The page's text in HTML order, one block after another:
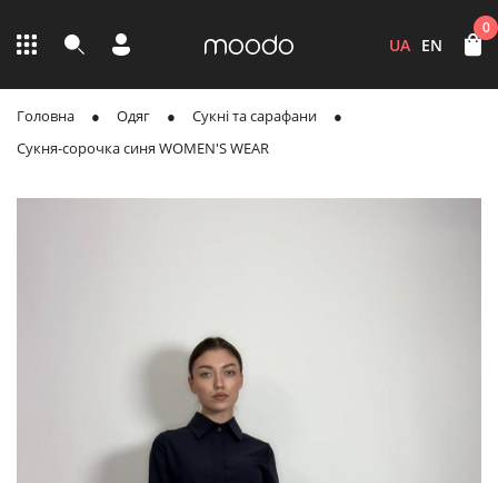
UA EN
0
Головна Одяг
Сукні та сарафани
Сукня-сорочка синя WOMEN'S WEAR